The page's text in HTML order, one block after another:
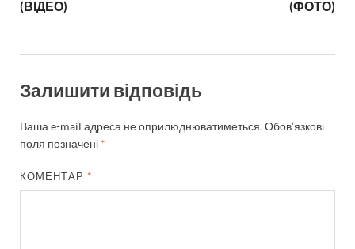
(ВІДЕО)
(ФОТО)
Залишити відповідь
Ваша e-mail адреса не оприлюднюватиметься.Обов’язкові
поля позначені *
КОМЕНТАР *